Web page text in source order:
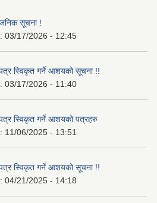
सूचना !
03/17/2026 - 12:45
स्विकृत गर्ने आशयको सूचना !!
03/17/2026 - 11:40
स्विकृत गर्ने आशयको पत्रहरु
11/06/2025 - 13:51
स्विकृत गर्ने आशयको सूचना !!
04/21/2025 - 14:18